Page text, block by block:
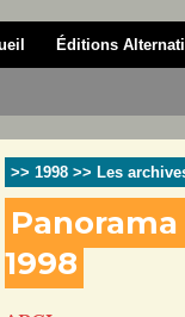
Éditions
>> 1998 >> Les
1998